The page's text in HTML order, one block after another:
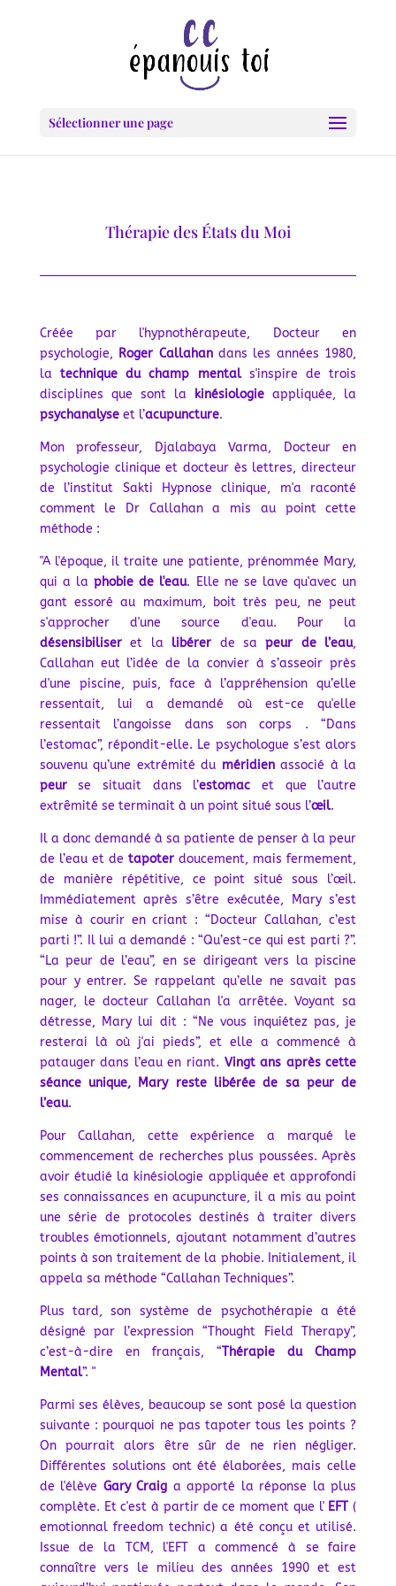
Sélectionner une page
Thérapie des États du Moi
Créée par l'hypnothérapeute, Docteur en
psychologie, Roger Callahandans les années 1980,
la technique du champ mentals'inspire detrois
disciplines que sont la
kinésiologie appliquée, la
psychanalyseet l’acupuncture.
Mon professeur,
Djalabaya Varma, Docteur en
psychologie clinique et docteur ès lettres, directeur
de l’institut Sakti Hypnose clinique, m'a raconté
comment le Dr Callahan a mis au point cette
méthode :
"A l'époque, il traite une patiente, prénommée Mary,
qui a laphobie de l'eau. Elle ne se lave qu'avec un
gant essoré au maximum, boit très peu, ne peut
s'approcher d'une source d'eau.
Pour la
désensibiliseret la libérer de sapeur de l’eau,
Callahan eut l’idée de la convier à s’asseoir près
d'une piscine, puis, face à l’appréhension qu’elle
ressentait, lui a demandé où est-ce qu'elle
ressentait l’angoisse dans son corps . “Dans
l’estomac”, répondit-elle. Le psychologue s’est alors
souvenu qu’une extrémité du méridienassocié à la
peurse situait dans l’estomac et que l’autre
extrêmité se terminait à un point situé sous l’œil.
Il a donc demandé à sa patiente de penser à la peur
de l’eau et detapoter doucement, mais fermement,
de manière répétitive, ce point situé sous l’œil.
Immédiatement après s’être exécutée, Mary s’est
mise à courir en criant : “Docteur Callahan, c’est
parti !”. Il lui a demandé : “Qu’est-ce qui est parti ?”.
“La peur de l’eau”, en se dirigeant vers la piscine
pour y entrer. Se rappelant qu’elle ne savait pas
nager, le docteur Callahan l'a arrêtée. Voyant sa
détresse, Mary lui dit : “Ne vous inquiétez pas, je
resterai là où j'ai pieds”, et elle a commencé à
patauger dans l’eau en riant. Vingt ans après cette
séance unique, Mary reste libérée de sa peur de
l’eau.
Pour Callahan, cette expérience a marqué le
commencement de recherches plus poussées. Après
avoir étudié la kinésiologie appliquée et approfondi
ses connaissances en acupuncture, il a mis au point
une série de protocoles destinés à traiter divers
troubles émotionnels, ajoutant notamment d’autres
points à son traitement de la phobie. Initialement, il
appela sa méthode “Callahan Techniques”.
Plus tard, son système de psychothérapie a été
désigné par l’expression “Thought Field Therapy”,
c’est-à-dire en français, “Thérapie du Champ
Mental”. "
Parmi ses élèves, beaucoup se sont posé la question
suivante : pourquoi ne pas tapoter tous les points ?
On pourrait alors être sûr de ne rien négliger.
Différentes solutions ont été élaborées, mais celle
de l'élève Gary Craig a apporté la réponse la plus
complète. Et c'est à partir de ce moment que l' EFT (
emotionnal freedom technic) a été conçu et utilisé.
Issue de la TCM, l'EFT a commencé à se faire
connaître vers le milieu des années 1990 et est